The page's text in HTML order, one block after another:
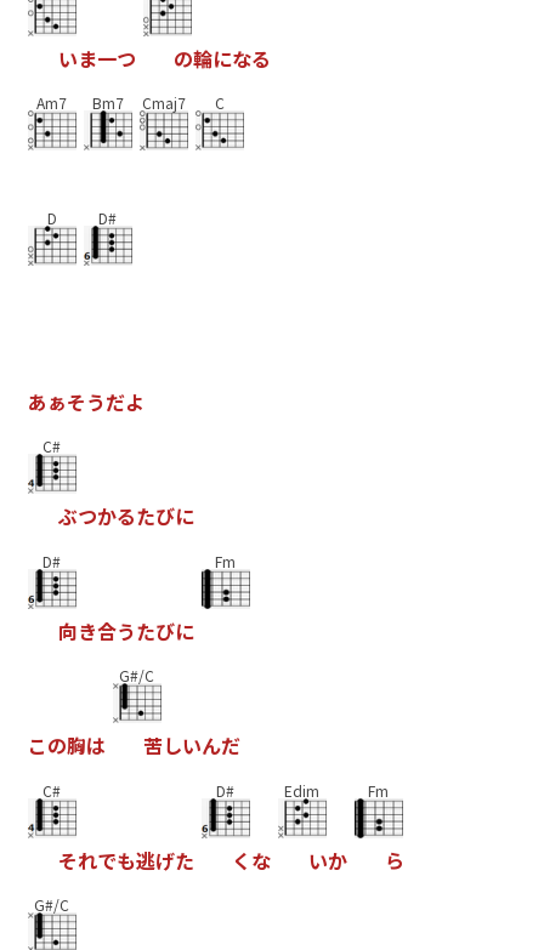
いま一つ の輪になる
Am7 Bm7 Cmaj7 C
D D#
あぁそうだよ
C#
ぶつかるたびに
D#
向き合うたびに
Fm
この胸は
G#/C
苦しいんだ
C#
それでも逃げた
D#
く な
Edim
いか
Fm
ら
G#/C